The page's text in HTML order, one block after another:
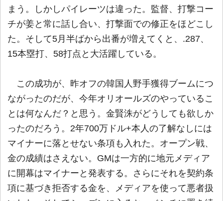
まう。しかしパイレーツは違った。監督、打撃コー
チが姜と常に話し合い、打撃面での修正をほどこし
た。そして5月半ばから出番が増えてくと、.287、
15本塁打、58打点と大活躍している。
この成功が、昨オフの韓国人野手獲得ブームにつ
ながったのだが、今年オリオールズのやっているこ
とは何なんだ？と思う。金賢洙がどうしても欲しか
ったのだろう。2年700万ドル+本人の了解なしには
マイナーに落とせない条項も入れた。オープン戦、
金の成績はさえない。GMは一方的に地元メディア
に開幕はマイナーと発表する。さらにそれを契約条
項に基づき拒否する金を、メディアを使って悪者扱